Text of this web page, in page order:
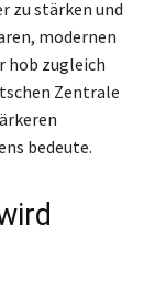
zu stärken und
modernen
hob zugleich
Zentrale
bedeute.